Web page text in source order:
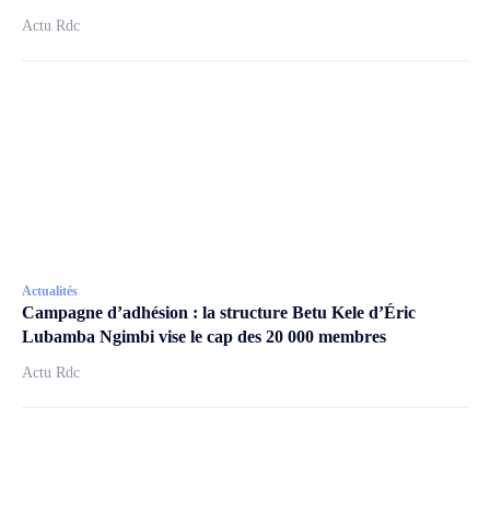
Actu Rdc
Actualités
Campagne d’adhésion : la structure Betu Kele d’Éric
Lubamba Ngimbi vise le cap des 20 000 membres
Actu Rdc